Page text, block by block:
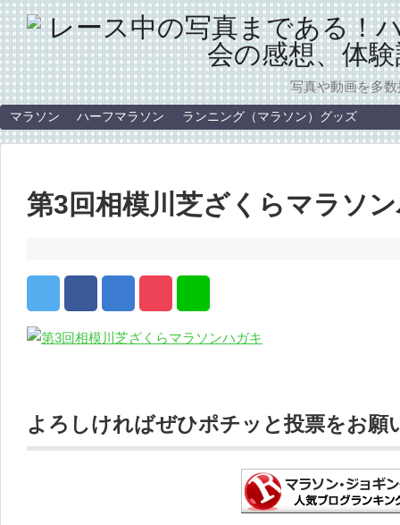
写真や動画を多
マラソン ハーフマラソン ランニング（マラソン）グッズ
第3回相模川芝ざくらマラソ
よろしければぜひポチッと投票をお願